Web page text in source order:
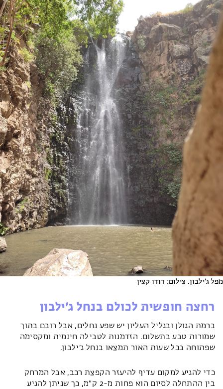
מפל ג׳ילבון. צילום: דודו קצין
רחצה חופשית לכולם בנחל ג׳ילבון
ברמת הגולן ובגליל העליון יש שפע נחלים, אבל רובם בתוך
שמורות טבע בתשלום. הזדמנות לטבילה חינמית ומקסימה
שפתוחה בכל שעות האור תמצאו בנחל ג׳ילבון.
כדי להגיע למקום עדיף להיעזר הקפצת רכב, אבל המרחק
בין ההתחלה לסיום הוא פחות מ-2 ק״מ, כך שניתן להגיע